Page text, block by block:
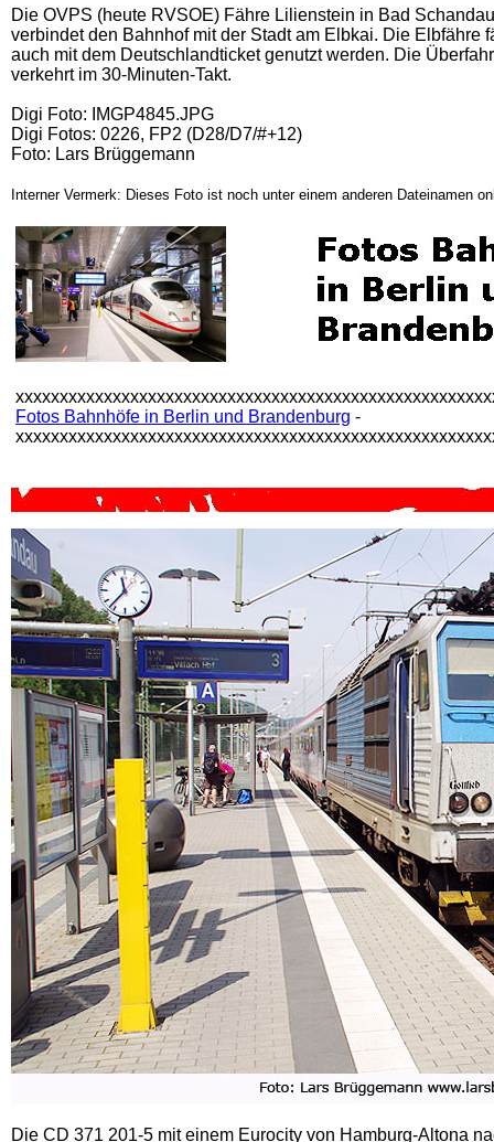
Die OVPS (heute RVSOE) Fähre Lilienstein in Bad
verbindet den Bahnhof mit der Stadt am Elbkai. Die Elbfähre
auch mit dem Deutschlandticket genutzt werden. Die
verkehrt im 30-Minuten-Takt.
Digi Foto: IMGP4845.JPG
Digi Fotos: 0226, FP2 (D28/D7/#+12)
Foto: Lars Brüggemann
Interner Vermerk: Dieses Foto ist noch unter einem anderen Dateinamen
Fotos Bahnhöfe in Berlin und Brandenburg -
Die CD 371 201-5 mit einem Eurocity von Hamburg-Altona